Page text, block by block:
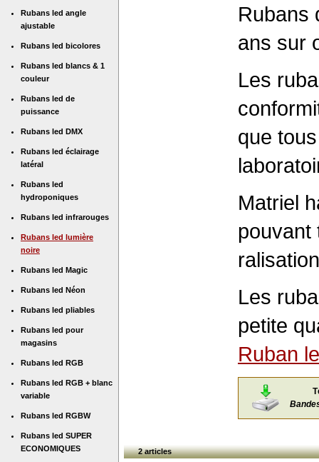
Rubans led angle
ajustable
Rubans led bicolores
Rubans led blancs & 1
couleur
Rubans led de
puissance
Rubans led DMX
Rubans led éclairage
latéral
Rubans led
hydroponiques
Rubans led infrarouges
Rubans led lumière
noire
Rubans led Magic
Rubans led Néon
Rubans led pliables
Rubans led pour
magasins
Rubans led RGB
Rubans led RGB + blanc
variable
Rubans led RGBW
Rubans led SUPER
ECONOMIQUES
Rubans
ans sur
Les
que
Matriel
pouvant
Les
petite
Ruban
2 articles